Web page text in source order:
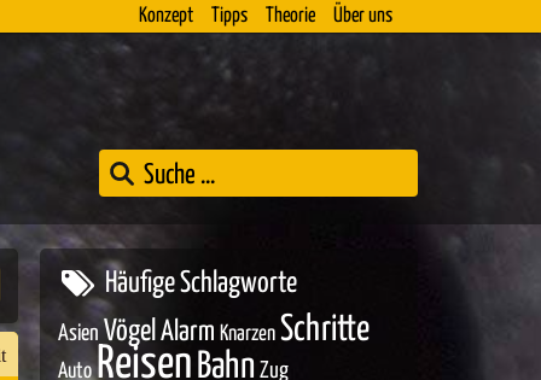
Konzept Tipps Theorie Über uns
Häufige Schlagworte
Asien Vögel Alarm Knarzen Schritte
Auto Reisen Bahn Zug